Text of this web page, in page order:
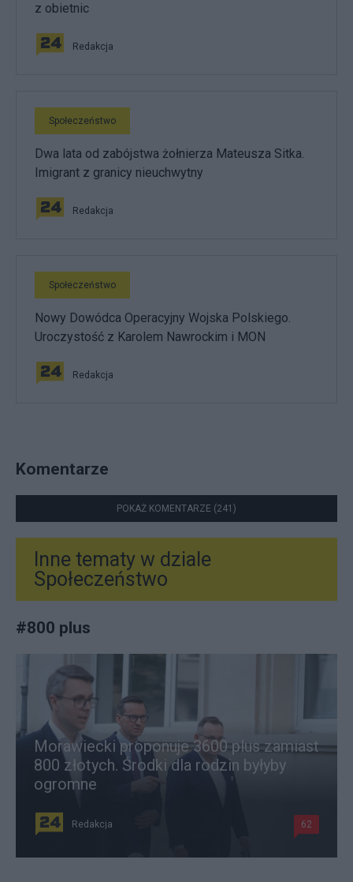
z obietnic
Redakcja
Społeczeństwo
Dwa lata od zabójstwa żołnierza Mateusza Sitka.
Imigrant z granicy nieuchwytny
Redakcja
Społeczeństwo
Nowy Dowódca Operacyjny Wojska Polskiego.
Uroczystość z Karolem Nawrockim i MON
Redakcja
Komentarze
POKAŻ KOMENTARZE (241)
Inne tematy w dziale
Społeczeństwo
#800 plus
Morawiecki proponuje 3600 plus zamiast
800 złotych. Środki dla rodzin byłyby
ogromne
Redakcja 62